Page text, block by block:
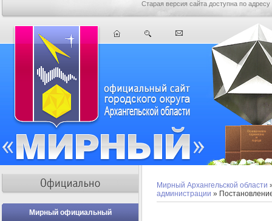
Старая версия сайта доступна по адресу
Мирный официальный
Мирный Архангельской области
администрации »